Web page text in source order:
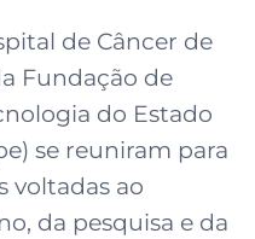
de Câncer de
Fundação de
do Estado
se reuniram para
voltadas ao
da pesquisa e da